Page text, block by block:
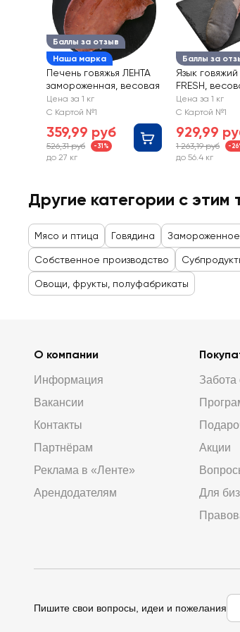
Баллы за отзыв
Наша марка
Печень говяжья ЛЕНТА
замороженная, весовая
Цена за 1 кг
С Картой №1
359,99 руб
526,31 руб -31%
до 27 кг
Баллы за
Язык
FRESH,
Цена за 1 кг
С Картой №1
929,99
1 263,19 руб -
до 56.4 кг
Другие категории с этим
Мясо и птица Говядина Замороженное
Собственное производство
Овощи, фрукты, полуфабрикаты
О компании
Информация
Вакансии
Контакты
Партнёрам
Реклама в «Ленте»
Арендодателям
Забота
Акции
Для
Пишите свои вопросы, идеи и пожелания